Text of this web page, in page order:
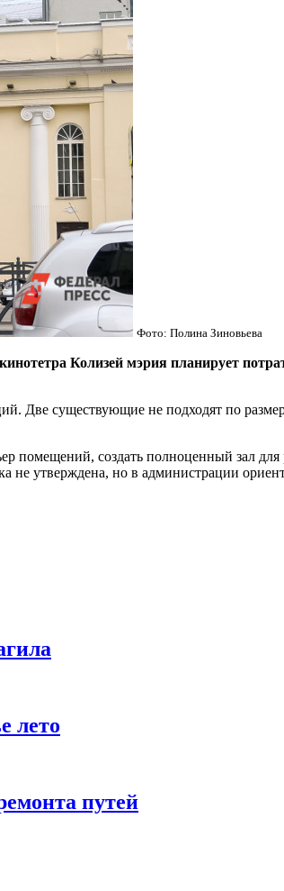
Фото: Полина Зиновьева
Колизей мэрия планирует
Две существующие не подходят по
помещений, создать полноценный зал
не утверждена, но в администрации
лето
путей